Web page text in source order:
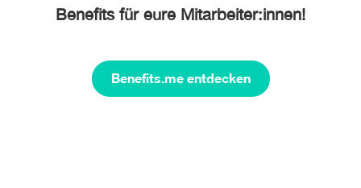
Benefits für eure Mitarbeiter:innen!
Benefits.me entdecken